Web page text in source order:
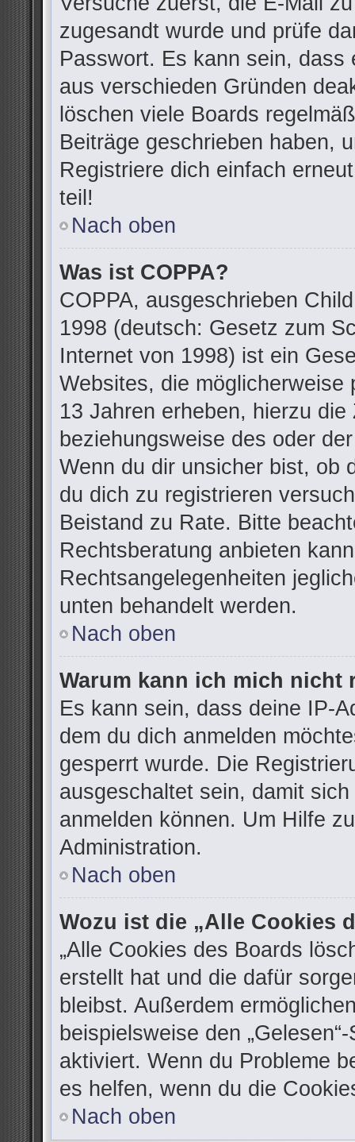
zugesandt wurde und prüfe
Passwort. Es kann sein, dass
aus verschieden Gründen
löschen viele Boards
Beiträge geschrieben haben,
Registriere dich einfach
teil!
Nach oben
Was ist COPPA?
COPPA, ausgeschrieben
1998 (deutsch: Gesetz zum
Internet von 1998) ist ein
Websites, die
13 Jahren erheben, hierzu
beziehungsweise des oder
Wenn du dir unsicher bist, ob
du dich zu registrieren
Beistand zu Rate. Bitte
Rechtsberatung anbieten
Rechtsangelegenheiten
unten behandelt werden.
Nach oben
Warum kann ich mich nicht
Es kann sein, dass deine IP-
dem du dich anmelden
gesperrt wurde. Die
ausgeschaltet sein, damit
anmelden können. Um Hilfe
Administration.
Nach oben
Wozu ist die „Alle Cookies
„Alle Cookies des Boards
erstellt hat und die dafür
bleibst. Außerdem
beispielsweise den
aktiviert. Wenn du Probleme
es helfen, wenn du die
Nach oben